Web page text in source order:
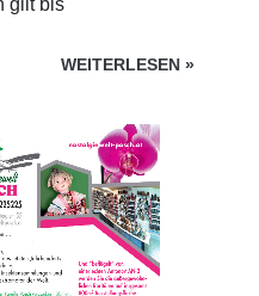
WEITERLESEN »